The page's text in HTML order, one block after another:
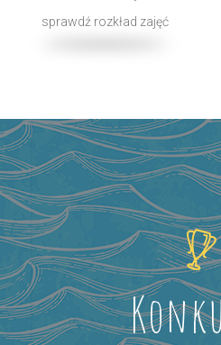
sprawdź rozkład zajęć